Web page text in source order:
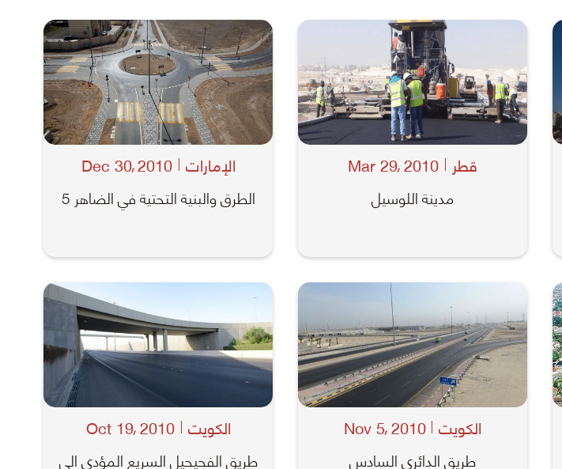
Dec 30,2010 الإمارات
الطرق والبنية التحتية في الضاهر 5
Mar 29,2010 قطر
مدينة اللوسيل
Oct 19,2010 الكويت
طريق الفحيحيل السريع المؤدي الى
Nov 5,2010 الكويت
طريق الدائري السادس